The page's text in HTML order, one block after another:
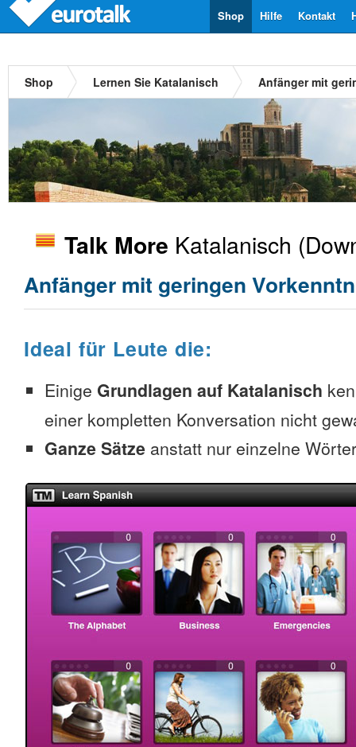
Kontakt
Hilfe
Shop
Shop Lernen Sie Katalanisch Anfänger mit
Talk More Katalanisch
Anfänger mit geringen
Ideal für Leute die:
Einige Grundlagen auf Katalanisch
einer kompletten Konversation nicht
Ganze Sätze anstatt nur einzelne